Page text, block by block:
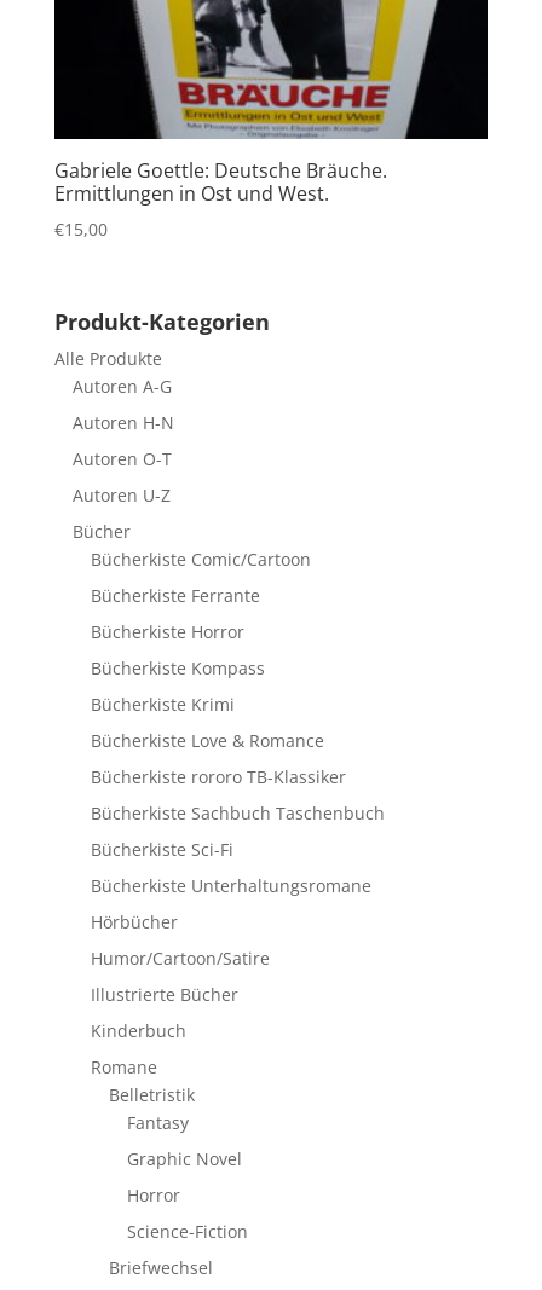
Gabriele Goettle: Deutsche Bräuche.
Ermittlungen in Ost und West.
€15,00
Produkt-Kategorien
Alle Produkte
Autoren A-G
Autoren H-N
Autoren O-T
Autoren U-Z
Bücher
Bücherkiste Comic/Cartoon
Bücherkiste Ferrante
Bücherkiste Horror
Bücherkiste Kompass
Bücherkiste Krimi
Bücherkiste Love & Romance
Bücherkiste rororo TB-Klassiker
Bücherkiste Sachbuch Taschenbuch
Bücherkiste Sci-Fi
Bücherkiste Unterhaltungsromane
Hörbücher
Humor/Cartoon/Satire
Illustrierte Bücher
Kinderbuch
Romane
Belletristik
Fantasy
Graphic Novel
Horror
Science-Fiction
Briefwechsel